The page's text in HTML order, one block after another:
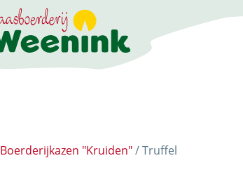
DIE KÄSEREI
Boerderijkazen "Kruiden"/ Truffel